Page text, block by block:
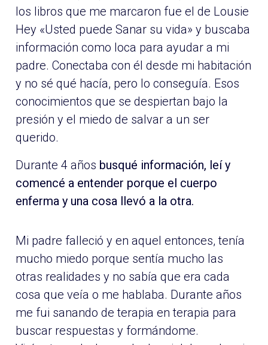
los libros que me marcaron fue el de Lousie
Hey «Usted puede Sanar su vida» y buscaba
información como loca para ayudar a mi
padre. Conectaba con él desde mi habitación
y no sé qué hacía, pero lo conseguía. Esos
conocimientos que se despiertan bajo la
presión y el miedo de salvar a un ser
querido.
Durante 4 años busqué información, leí y
comencé a entender porque el cuerpo
enferma y una cosa llevó a la otra.
Mi padre falleció y en aquel entonces, tenía
mucho miedo porque sentía mucho las
otras realidades y no sabía que era cada
cosa que veía o me hablaba. Durante años
me fui sanando de terapia en terapia para
buscar respuestas y formándome.